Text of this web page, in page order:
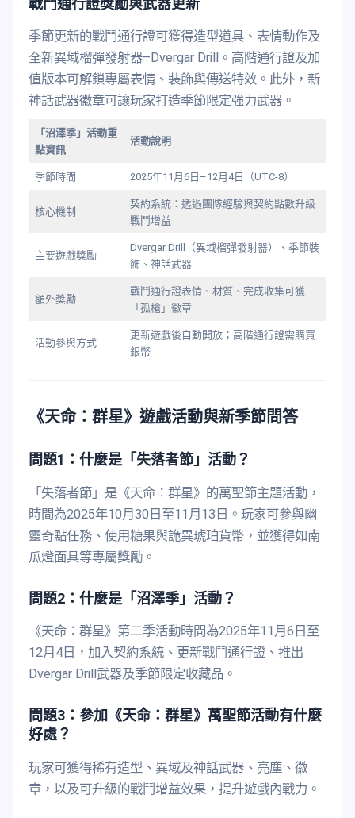
季節更新的戰鬥通行證可獲得造型道具、表情動作及
全新異域榴彈發射器–Dvergar Drill。高階通行證及加
值版本可解鎖專屬表情、裝飾與傳送特效。此外，新
神話武器徽章可讓玩家打造季節限定強力武器。
「沼澤季」活動重
點資訊
活動說明
季節時間 2025年11月6日–12月4日（UTC-8）
核心機制
契約系統：透過團隊經驗與契約點數升級
戰鬥增益
主要遊戲獎勵
Dvergar Drill（異域榴彈發射器）、季節裝
飾、神話武器
額外獎勵
戰鬥通行證表情、材質、完成收集可獲
「孤槍」徽章
活動參與方式
更新遊戲後自動開放；高階通行證需購買
銀幣
《天命：群星》遊戲活動與新季節問答
問題1：什麼是「失落者節」活動？
「失落者節」是《天命：群星》的萬聖節主題活動，
時間為2025年10月30日至11月13日。玩家可參與幽
靈奇點任務、使用糖果與詭異琥珀貨幣，並獲得如南
瓜燈面具等專屬獎勵。
問題2：什麼是「沼澤季」活動？
《天命：群星》第二季活動時間為2025年11月6日至
12月4日，加入契約系統、更新戰鬥通行證、推出
Dvergar Drill武器及季節限定收藏品。
問題3：參加《天命：群星》萬聖節活動有什麼
好處？
玩家可獲得稀有造型、異域及神話武器、亮塵、徽
章，以及可升級的戰鬥增益效果，提升遊戲內戰力。